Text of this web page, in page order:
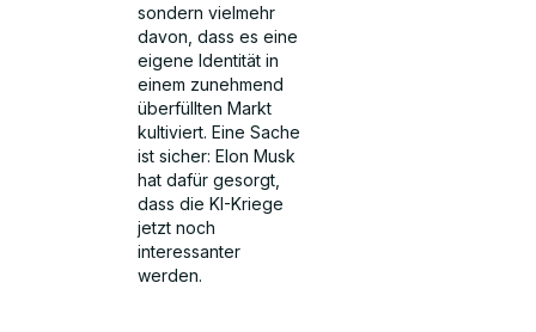
sondern vielmehr
davon, dass es eine
eigene Identität in
einem zunehmend
überfüllten Markt
kultiviert. Eine Sache
ist sicher: Elon Musk
hat dafür gesorgt,
dass die KI-Kriege
jetzt noch
interessanter
werden.